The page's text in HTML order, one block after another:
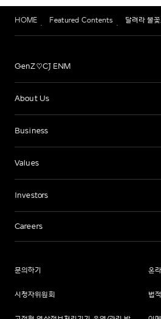
HOME Featured Contents 달려라 불
GenZ♡CJ ENM
About Us
Business
Values
Investors
Careers
문의하기 온
시청자위원회 법